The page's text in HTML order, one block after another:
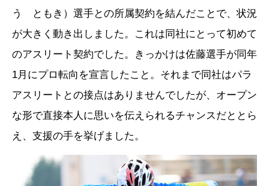
う ともき）選手との所属契約を結んだことで、状況
が大きく動き出しました。これは同社にとって初めて
のアスリート契約でした。きっかけは佐藤選手が同年
1月にプロ転向を宣言したこと。それまで同社はパラ
アスリートとの接点はありませんでしたが、オープン
な形で直接本人に思いを伝えられるチャンスだととら
え、支援の手を挙げました。